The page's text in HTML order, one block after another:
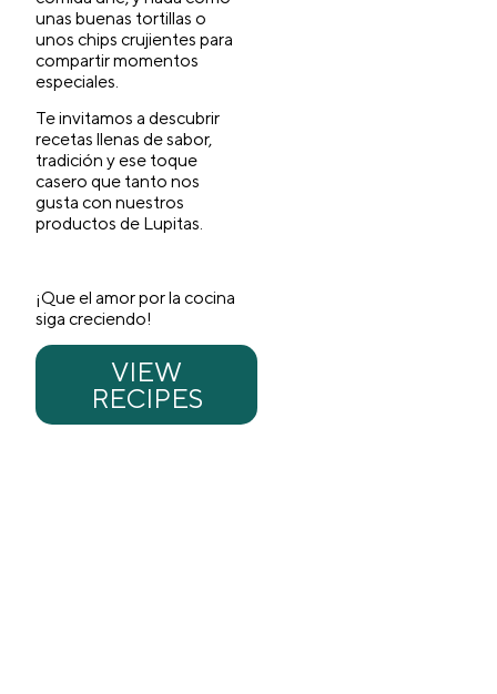
unas buenas tortillas o
unos chips crujientes para
compartir momentos
especiales.
Te invitamos a descubrir
recetas llenas de sabor,
tradición y ese toque
casero que tanto nos
gusta con nuestros
productos de Lupitas.
¡Que el amor por la cocina
siga creciendo!
VIEW
RECIPES